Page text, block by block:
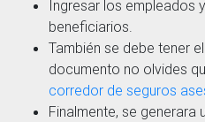
Ingresar los empleados
beneficiarios.
También se debe tener
documento no olvides
corredor de seguros
Finalmente, se